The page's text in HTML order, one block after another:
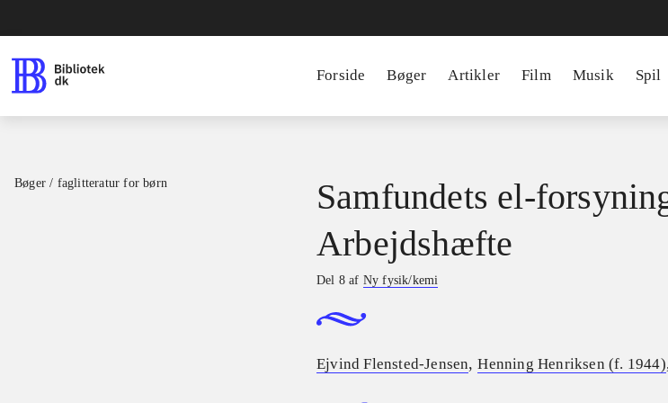
Forside Bøger Artikler Film Musik Spil
Bøger / faglitteratur for børn
Samfundets el-
Arbejdshæfte
Del 8 af Ny fysik/kemi
Ejvind Flensted-Jensen,Henning Henriksen (f. 1944)